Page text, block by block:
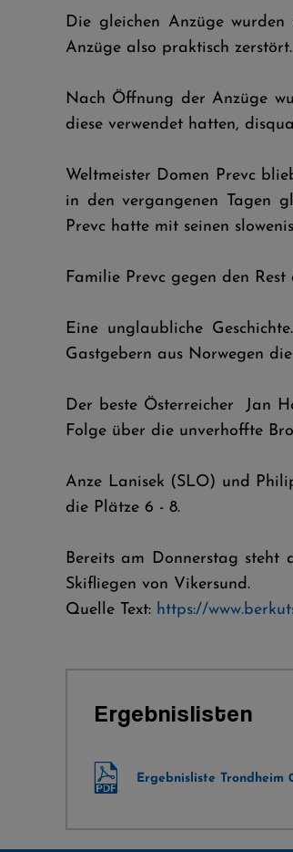
Die gleichen Anzüge
Anzüge also praktisch
Nach Öffnung der Anzüge
diese verwendet hatten,
Weltmeister Domen Prevc
in den vergangenen Tagen
Prevc hatte mit seinen
Familie Prevc gegen den
Eine unglaubliche
Gastgebern aus Norwegen
Der beste Österreicher Jan
Folge über die unverhoffte
Anze Lanisek (SLO) und
die Plätze 6 - 8.
Bereits am Donnerstag steht
Skifliegen von Vikersund.
Quelle Text: https://
Ergebnislisten
Ergebnisliste Trondheim